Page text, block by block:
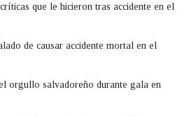
que le hicieron tras accidente en el
de causar accidente mortal en el
orgullo salvadoreño durante gala en